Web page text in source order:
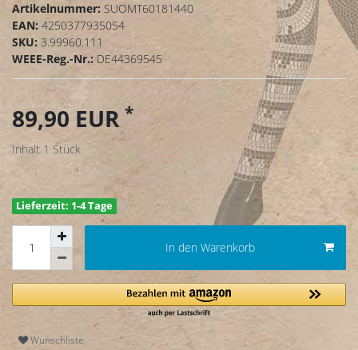
Artikelnummer: SUOMT60181440
EAN: 4250377935054
SKU: 3.99960.111
WEEE-Reg.-Nr.: DE44369545
89,90 EUR *
Inhalt 1 Stück
Lieferzeit: 1-4 Tage
In den Warenkorb
Wunschliste